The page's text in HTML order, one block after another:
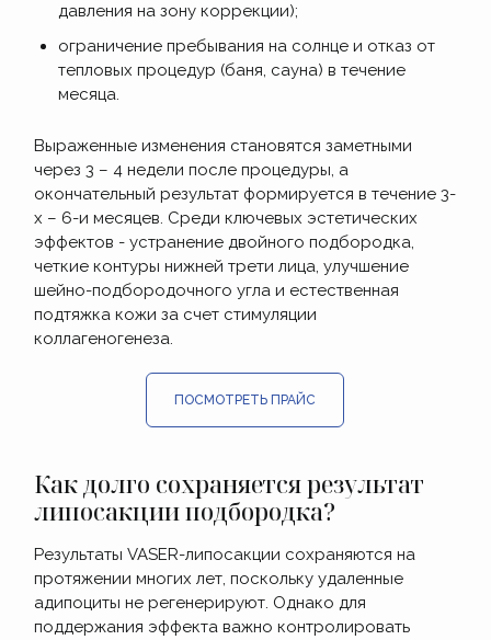
давления на зону коррекции);
ограничение пребывания на солнце и отказ от
тепловых процедур (баня, сауна) в течение
месяца.
Выраженные изменения становятся заметными
через 3 – 4 недели после процедуры, а
окончательный результат формируется в течение 3-
х – 6-и месяцев. Среди ключевых эстетических
эффектов - устранение двойного подбородка,
четкие контуры нижней трети лица, улучшение
шейно-подбородочного угла и естественная
подтяжка кожи за счет стимуляции
коллагеногенеза.
ПОСМОТРЕТЬ ПРАЙС
Как долго сохраняется результат
липосакции подбородка?
Результаты VASER-липосакции сохраняются на
протяжении многих лет, поскольку удаленные
адипоциты не регенерируют. Однако для
поддержания эффекта важно контролировать